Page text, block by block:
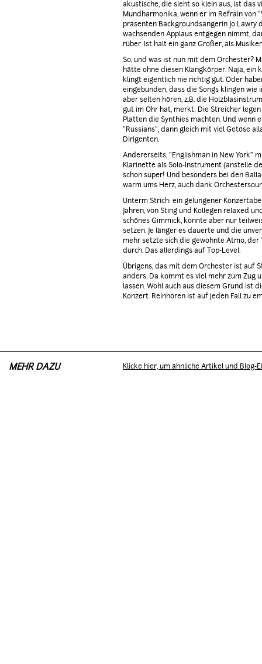
akustische, die sieht so klein aus, ist das
Mundharmonika, wenn er im Refrain von
präsenten Backgroundsängerin Jo
wachsenden Applaus entgegen nimmt,
rüber. Ist halt ein ganz Großer, als
So, und was ist nun mit dem Orchester?
hätte ohne diesen Klangkörper. Naja,
klingt eigentlich nie richtig gut. Oder
eingebunden, dass die Songs klingen
aber selten hören, z.B. die
gut im Ohr hat, merkt: Die Streicher
Platten die Synthies machten. Und wenn
"Russians", dann gleich mit viel Getöse
Dirigenten.
Andererseits, "Englishman in New York"
Klarinette als Solo-Instrument (anstelle
schon super! Und besonders bei den
warm ums Herz, auch dank
Unterm Strich: ein gelungener
Jahren, von Sting und Kollegen relaxed
schönes Gimmick, konnte aber nur
setzen. Je länger es dauerte und die
mehr setzte sich die gewohnte Atmo,
durch. Das allerdings auf Top-Level.
Übrigens, das mit dem Orchester ist auf
anders. Da kommt es viel mehr zum Zug
lassen. Wohl auch aus diesem Grund ist
Konzert. Reinhören ist auf jeden Fall zu
MEHR DAZU Klicke hier, um ähnliche Artikel und Blog-